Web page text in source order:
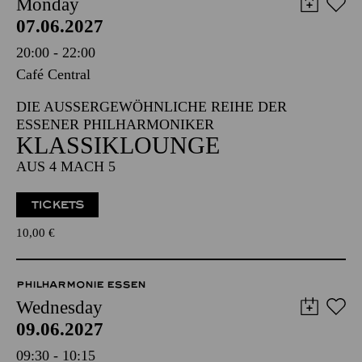
Monday
07.06.2027
20:00 - 22:00
Café Central
DIE AUSSERGEWÖHNLICHE REIHE DER E
SSENER PHILHARMONIKER
KLASSIKLOUNGE
AUS 4 MACH 5
TICKETS
10,00 €
PHILHARMONIE ESSEN
Wednesday
09.06.2027
09:30 - 10:15